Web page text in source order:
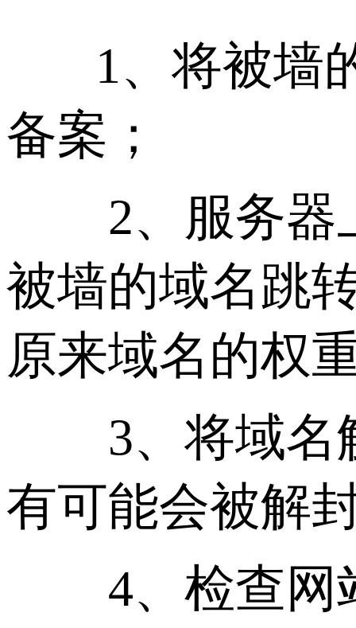
1、将被墙的
备案；
2、服务器上
被墙的域名跳
原来域名的权
3、将域名解
有可能会被解
4、检查网站